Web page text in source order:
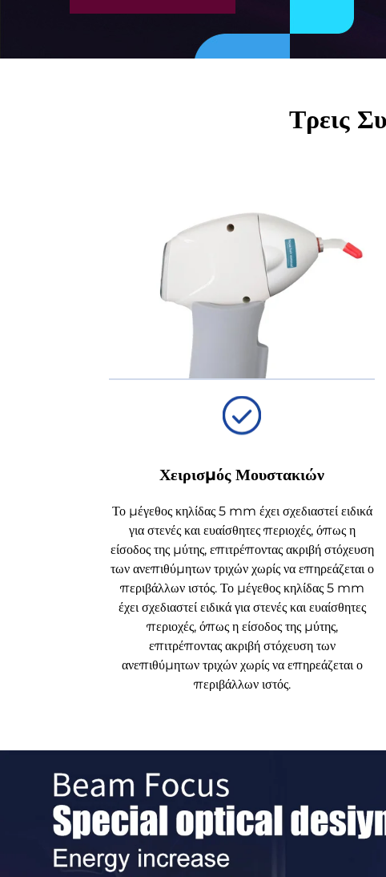
Τρεις
Χειρισμός Μουστακιών
Το μέγεθος κηλίδας 5 mm έχει σχεδιαστεί ειδικά
για στενές και ευαίσθητες περιοχές, όπως η
είσοδος της μύτης, επιτρέποντας ακριβή στόχευση
των ανεπιθύμητων τριχών χωρίς να επηρεάζεται ο
περιβάλλων ιστός. Το μέγεθος κηλίδας 5 mm
έχει σχεδιαστεί ειδικά για στενές και ευαίσθητες
περιοχές, όπως η είσοδος της μύτης,
επιτρέποντας ακριβή στόχευση των
ανεπιθύμητων τριχών χωρίς να επηρεάζεται ο
περιβάλλων ιστός.